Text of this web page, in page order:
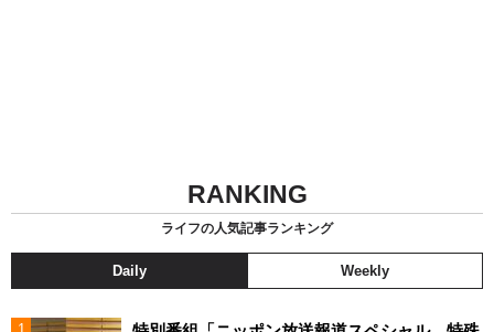
RANKING
ライフの人気記事ランキング
Daily Weekly